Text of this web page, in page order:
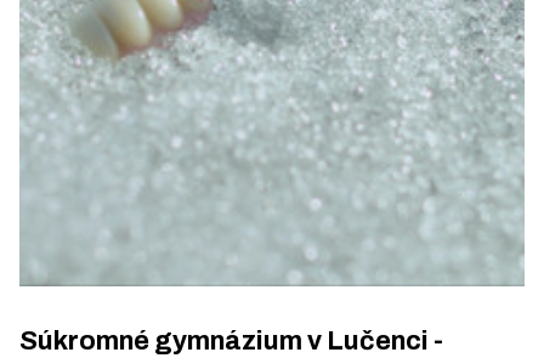
Súkromné gymnázium v Lučenci -